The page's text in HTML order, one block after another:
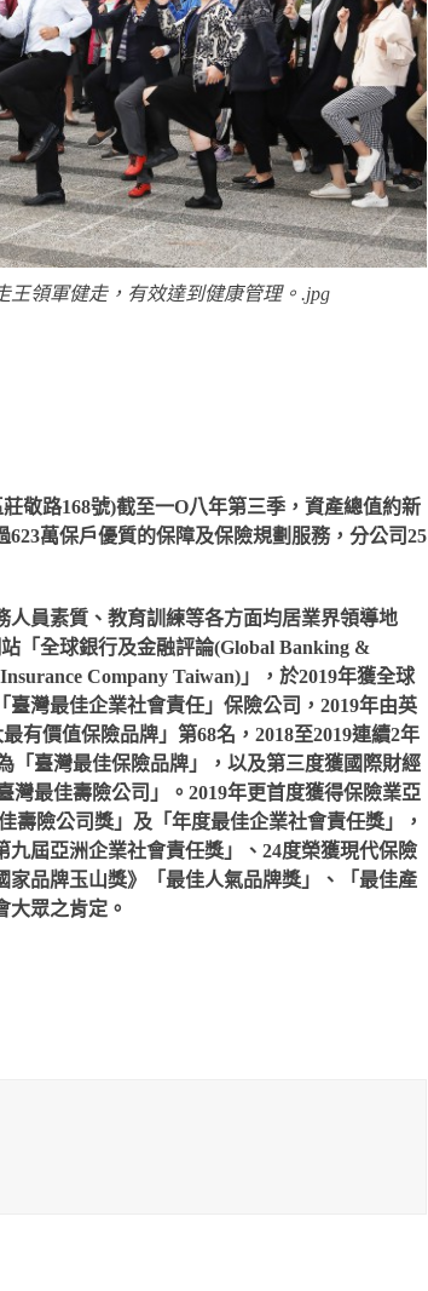
領軍健走，有效達到健康管理。.jpg
敬路168號)截至一Ο八年第三季，資產總值約新
萬保戶優質的保障及保險規劃服務，分公司25
員素質、教育訓練等各方面均居業界領導地
「全球銀行及金融評論(Global Banking &
Company Taiwan)」，於2019年獲全球
臺灣最佳企業社會責任」保險公司，2019年由英
有價值保險品牌」第68名，2018至2019連續2年
「臺灣最佳保險品牌」，以及第三度獲國際財經
灣最佳壽險公司」。2019年更首度獲得保險業亞
壽險公司獎」及「年度最佳企業社會責任獎」，
屆亞洲企業社會責任獎」、24度榮獲現代保險
家品牌玉山獎》「最佳人氣品牌獎」、「最佳產
大眾之肯定。